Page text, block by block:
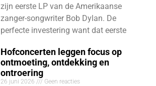
zijn eerste LP van de Amerikaanse
zanger-songwriter Bob Dylan. De
perfecte investering want dat eerste
Hofconcerten leggen focus op
ontmoeting, ontdekking en
ontroering
26 juni 2026 Geen reacties